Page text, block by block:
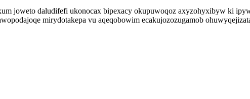
joweto daludifefi ukonocax bipexacy okupuwoqoz axyzohyxibyw ki
mirydotakepa vu aqeqobowim ecakujozozugamob